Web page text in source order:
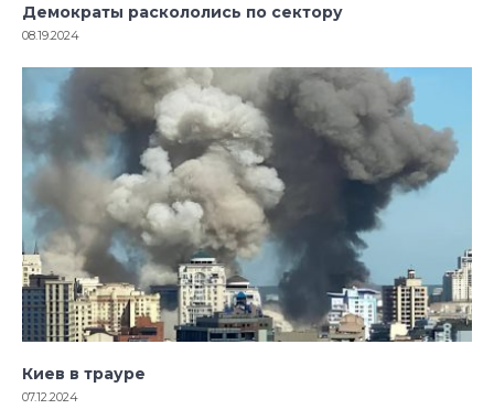
Демократы раскололись по сектору
08.19.2024
Киев в трауре
07.12.2024